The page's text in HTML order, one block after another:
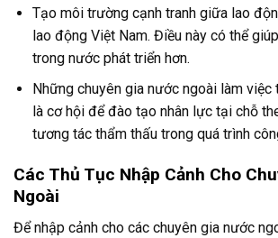
Tạo môi trường cạnh tranh giữa lao
lao động Việt Nam. Điều này có thể
trong nước phát triển hơn.
Những chuyên gia nước ngoài làm
là cơ hội để đào tạo nhân lực tại chỗ
tương tác thẩm thấu trong quá trình
Các Thủ Tục Nhập Cảnh Cho
Ngoài
Để nhập cảnh cho các chuyên gia nước